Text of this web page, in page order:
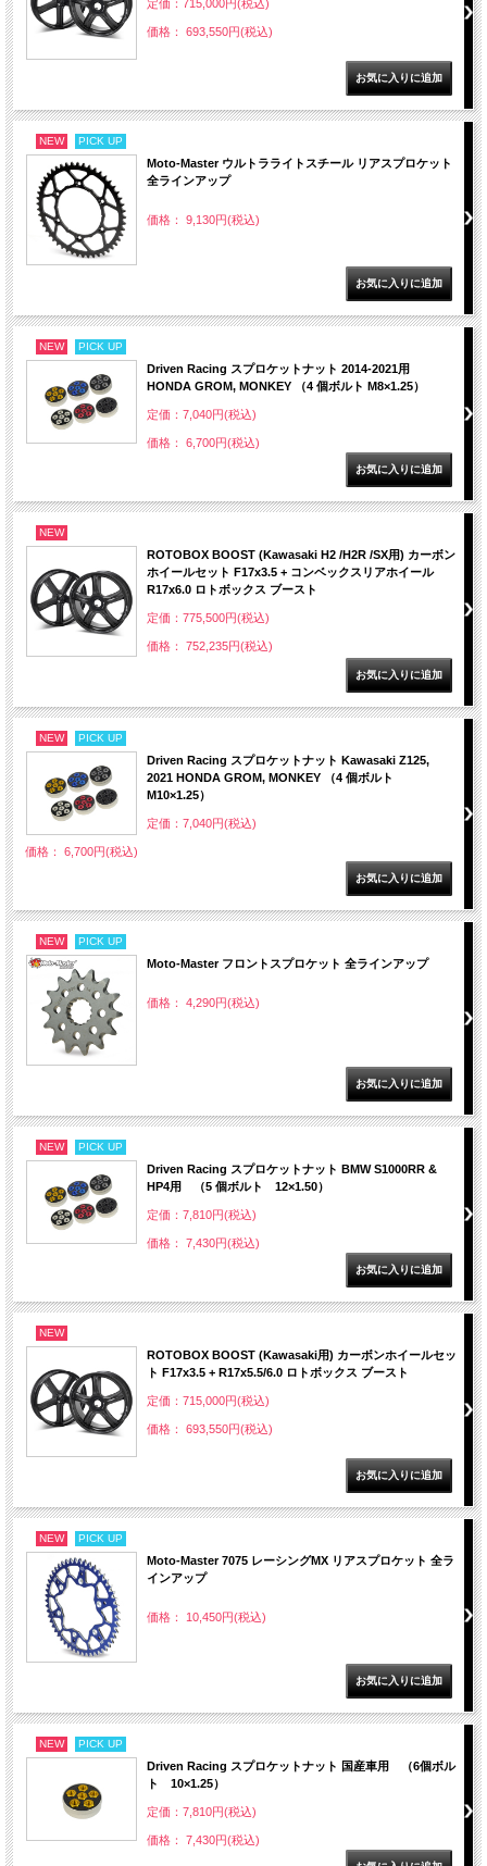
定価：715,000円(税込)
価格： 693,550円(税込)
NEW PICK UP
Moto-Master ウルトラライトスチール リアスプロケット
全ラインアップ
価格： 9,130円(税込)
NEW PICK UP
Driven Racing スプロケットナット 2014-2021用
HONDA GROM, MONKEY （4 個ボルト M8×1.25）
定価：7,040円(税込)
価格： 6,700円(税込)
NEW
ROTOBOX BOOST (Kawasaki H2 /H2R /SX用) カーボン
ホイールセット F17x3.5 + コンベックスリアホイール
R17x6.0 ロトボックス ブースト
定価：775,500円(税込)
価格： 752,235円(税込)
NEW PICK UP
Driven Racing スプロケットナット Kawasaki Z125,
2021 HONDA GROM, MONKEY （4 個ボルト
M10×1.25）
定価：7,040円(税込)
価格： 6,700円(税込)
NEW PICK UP
Moto-Master フロントスプロケット 全ラインアップ
価格： 4,290円(税込)
NEW PICK UP
Driven Racing スプロケットナット BMW S1000RR &
HP4用 （5 個ボルト 12×1.50）
定価：7,810円(税込)
価格： 7,430円(税込)
NEW
ROTOBOX BOOST (Kawasaki用) カーボンホイールセッ
ト F17x3.5 + R17x5.5/6.0 ロトボックス ブースト
定価：715,000円(税込)
価格： 693,550円(税込)
NEW PICK UP
Moto-Master 7075 レーシングMX リアスプロケット 全ラ
インアップ
価格： 10,450円(税込)
NEW PICK UP
Driven Racing スプロケットナット 国産車用 （6個ボル
ト 10×1.25）
定価：7,810円(税込)
価格： 7,430円(税込)